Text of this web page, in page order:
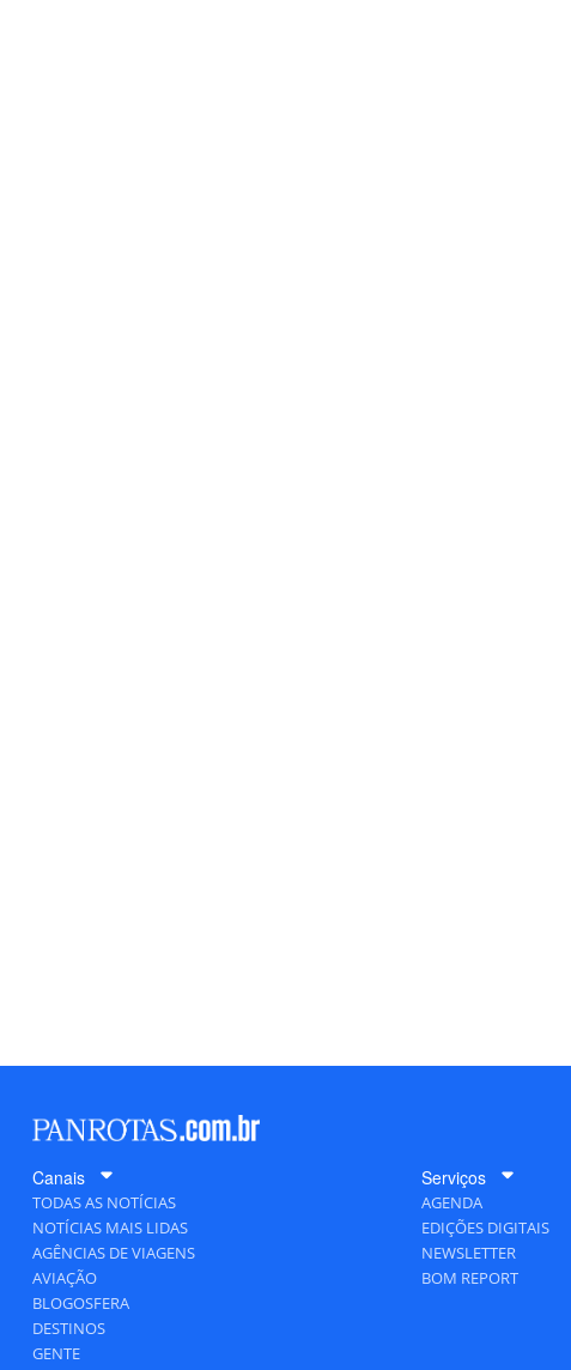
Canais
TODAS AS NOTÍCIAS
NOTÍCIAS MAIS LIDAS
AGÊNCIAS DE VIAGENS
AVIAÇÃO
BLOGOSFERA
DESTINOS
GENTE
Serviços
AGENDA
EDIÇÕES DIGITAIS
NEWSLETTER
BOM REPORT